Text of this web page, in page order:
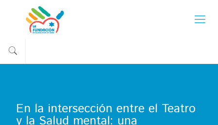
En la intersección entre el Teatro
y la Salud mental: una